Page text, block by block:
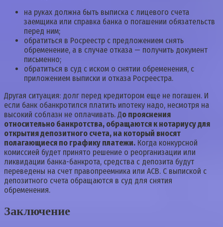
на руках должна быть выписка с лицевого счета
заемщика или справка банка о погашении обязательств
перед ним;
обратиться в Росреестр с предложением снять
обременение, а в случае отказа — получить документ
письменно;
обратиться в суд с иском о снятии обременения, с
приложением выписки и отказа Росреестра.
Другая ситуация: долг перед кредитором еще не погашен. И
если банк обанкротился платить ипотеку надо, несмотря на
высокий соблазн не оплачивать. До прояснения
относительно банкротства, обращаются к нотариусу для
открытия депозитного счета, на который вносят
полагающиеся по графику платежи. Когда конкурсной
комиссией будет принято решение о реорганизации или
ликвидации банка-банкрота, средства с депозита будут
переведены на счет правопреемника или АСВ. С выпиской с
депозитного счета обращаются в суд для снятия
обременения.
Заключение